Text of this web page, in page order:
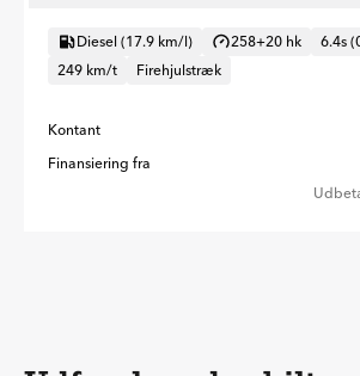
Diesel (17.9 km/l) 258+20 hk
6.4s
249 km/t
Firehjulstræk
Kontant
Finansiering fra